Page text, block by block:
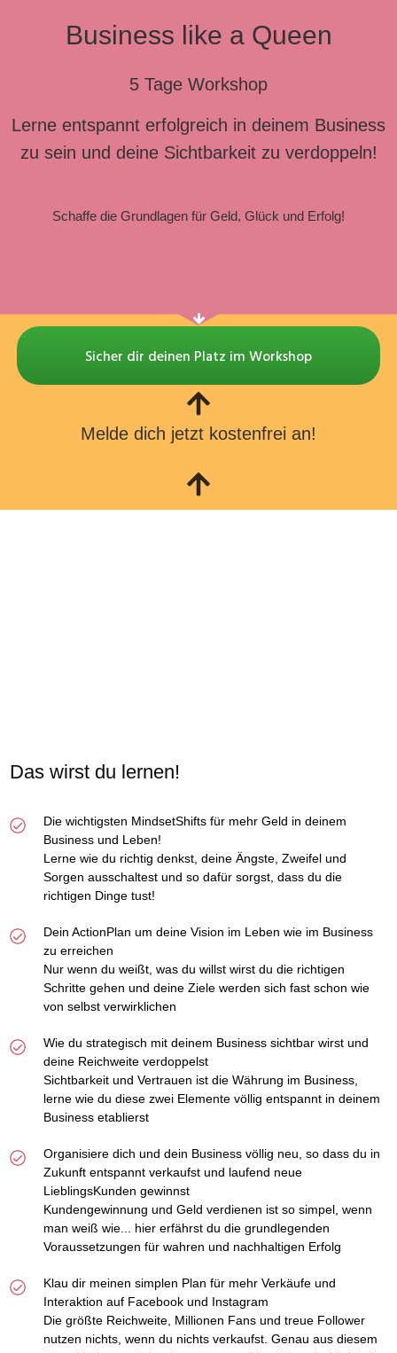
Business like a Queen
5 Tage Workshop
Lerne entspannt erfolgreich in deinem Business
zu sein und deine Sichtbarkeit zu verdoppeln!
Schaffe die Grundlagen für Geld, Glück und Erfolg!
Sicher dir deinen Platz im Workshop
Melde dich jetzt kostenfrei an!
Das wirst du lernen!
Die wichtigsten MindsetShifts für mehr Geld in deinem
Business und Leben!
Lerne wie du richtig denkst, deine Ängste, Zweifel und
Sorgen ausschaltest und so dafür sorgst, dass du die
richtigen Dinge tust!
Dein ActionPlan um deine Vision im Leben wie im Business
zu erreichen
Nur wenn du weißt, was du willst wirst du die richtigen
Schritte gehen und deine Ziele werden sich fast schon wie
von selbst verwirklichen
Wie du strategisch mit deinem Business sichtbar wirst und
deine Reichweite verdoppelst
Sichtbarkeit und Vertrauen ist die Währung im Business,
lerne wie du diese zwei Elemente völlig entspannt in deinem
Business etablierst
Organisiere dich und dein Business völlig neu, so dass du in
Zukunft entspannt verkaufst und laufend neue
LieblingsKunden gewinnst
Kundengewinnung und Geld verdienen ist so simpel, wenn
man weiß wie... hier erfährst du die grundlegenden
Voraussetzungen für wahren und nachhaltigen Erfolg
Klau dir meinen simplen Plan für mehr Verkäufe und
Interaktion auf Facebook und Instagram
Die größte Reichweite, Millionen Fans und treue Follower
nutzen nichts, wenn du nichts verkaufst. Genau aus diesem